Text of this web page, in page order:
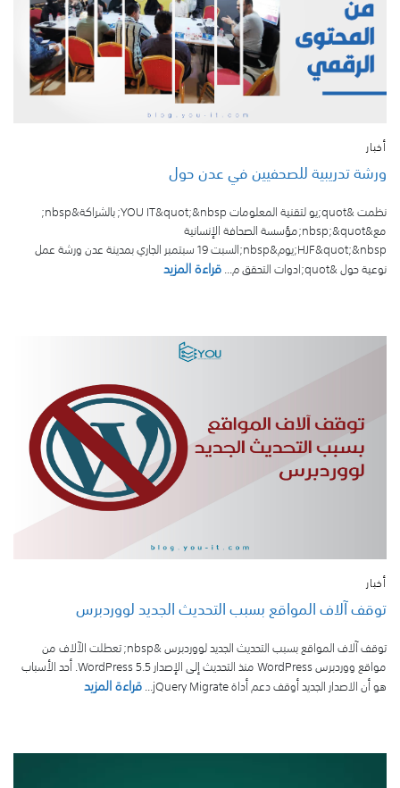
أخبار
ورشة تدريبية للصحفيين في عدن حول
نظمت &quot;يو لتقنية المعلومات YOU IT&quot;&nbsp; بالشراكة&nbsp;
مع&nbsp;&quot;مؤسسة الصحافة الإنسانية
HJF&quot;&nbsp;يوم&nbsp;السبت 19 سبتمبر الجاري بمدينة عدن ورشة عمل
نوعية حول &quot;ادوات التحقق م...
قراءة المزيد
أخبار
توقف آلاف المواقع بسبب التحديث الجديد لووردبرس
توقف آلاف المواقع بسبب التحديث الجديد لووردبرس &nbsp; تعطلت الآلاف من
مواقع ووردبرس WordPress منذ التحديث إلى الإصدار WordPress 5.5. أحد الأسباب
هو أن الاصدار الجديد أوقف دعم أداة jQuery Migrate...
قراءة المزيد